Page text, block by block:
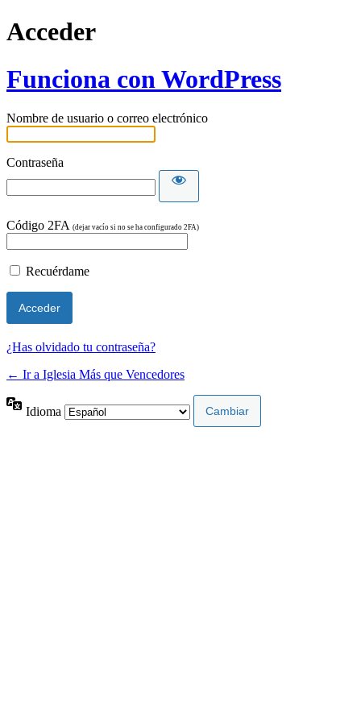
Acceder
Funciona con WordPress
Nombre de usuario o correo electrónico
Contraseña
Código 2FA (dejar vacío si no se ha configurado 2FA)
Recuérdame
¿Has olvidado tu contraseña?
← Ir a Iglesia Más que Vencedores
Idioma